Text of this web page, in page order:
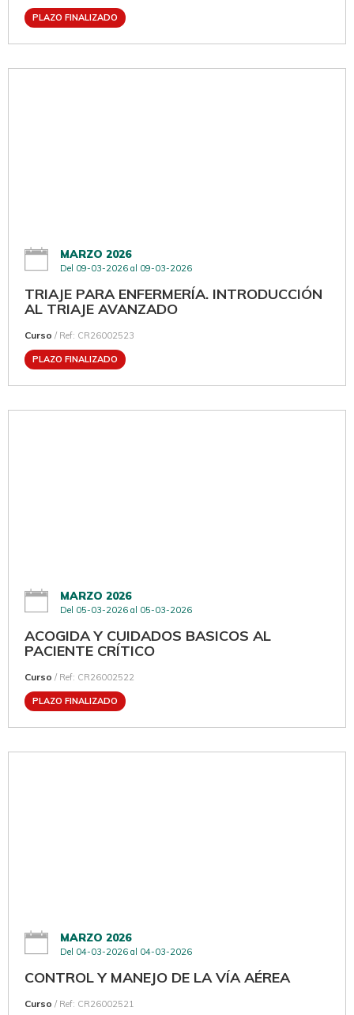
PLAZO FINALIZADO
MARZO 2026
Del 09-03-2026 al 09-03-2026
TRIAJE PARA ENFERMERÍA. INTRODUCCIÓN
AL TRIAJE AVANZADO
Curso / Ref: CR26002523
PLAZO FINALIZADO
MARZO 2026
Del 05-03-2026 al 05-03-2026
ACOGIDA Y CUIDADOS BASICOS AL
PACIENTE CRÍTICO
Curso / Ref: CR26002522
PLAZO FINALIZADO
MARZO 2026
Del 04-03-2026 al 04-03-2026
CONTROL Y MANEJO DE LA VÍA AÉREA
Curso / Ref: CR26002521